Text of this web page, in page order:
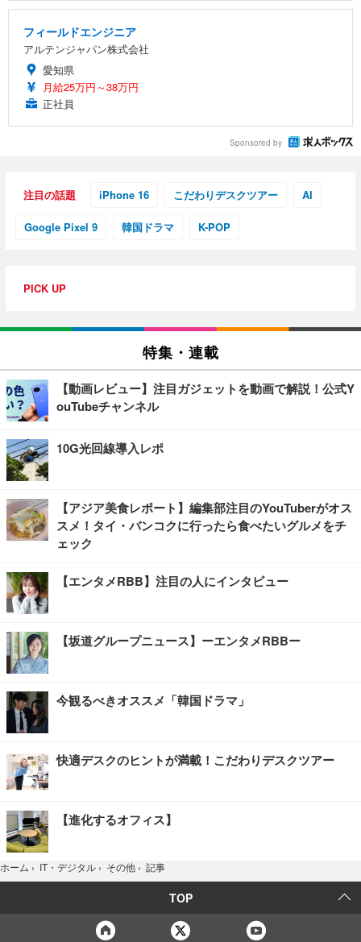
フィールドエンジニア
アルテンジャパン株式会社
愛知県
月給25万円～38万円
正社員
Sponsored by
注目の話題 iPhone 16 こだわりデスクツアー AI
Google Pixel 9 韓国ドラマ K-POP
PICK UP
特集・連載
【動画レビュー】注目ガジェットを動画で解説！公式Y
ouTubeチャンネル
10G光回線導入レポ
【アジア美食レポート】編集部注目のYouTuberがオス
スメ！タイ・バンコクに行ったら食べたいグルメをチ
ェック
【エンタメRBB】注目の人にインタビュー
【坂道グループニュース】ーエンタメRBBー
今観るべきオススメ「韓国ドラマ」
快適デスクのヒントが満載！こだわりデスクツアー
【進化するオフィス】
ホーム › IT・デジタル › その他 › 記事
TOP